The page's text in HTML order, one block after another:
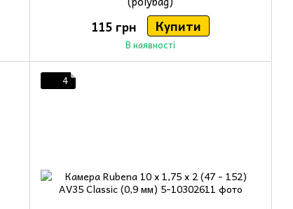
115 грн Купити
В наявності
4